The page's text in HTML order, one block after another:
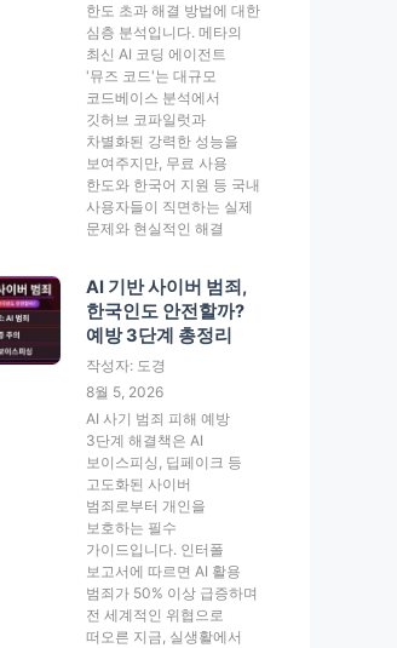
한도 초과 해결 방법에 대한
심층 분석입니다. 메타의
최신 AI 코딩 에이전트
'뮤즈 코드'는 대규모
코드베이스 분석에서
깃허브 코파일럿과
차별화된 강력한 성능을
보여주지만, 무료 사용
한도와 한국어 지원 등 국내
사용자들이 직면하는 실제
문제와 현실적인 해결
AI 기반 사이버 범죄,
한국인도 안전할까?
예방 3단계 총정리
작성자: 도경
8월 5, 2026
AI 사기 범죄 피해 예방
3단계 해결책은 AI
보이스피싱, 딥페이크 등
고도화된 사이버
범죄로부터 개인을
보호하는 필수
가이드입니다. 인터폴
보고서에 따르면 AI 활용
범죄가 50% 이상 급증하며
전 세계적인 위협으로
떠오른 지금, 실생활에서